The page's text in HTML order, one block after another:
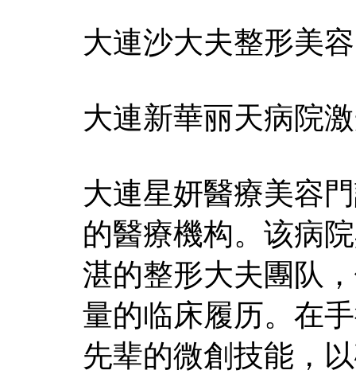
大連沙大夫整形美容
大連新華丽天病院
大連星妍醫療美容
的醫療機构。该病
湛的整形大夫團队
量的临床履历。在
先辈的微創技能，